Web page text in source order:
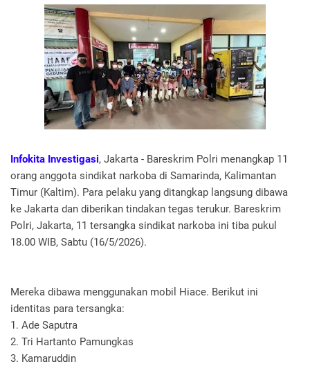
Infokita Investigasi, Jakarta - Bareskrim Polri menangkap 11
orang anggota sindikat narkoba di Samarinda, Kalimantan
Timur (Kaltim). Para pelaku yang ditangkap langsung dibawa
ke Jakarta dan diberikan tindakan tegas terukur. Bareskrim
Polri, Jakarta, 11 tersangka sindikat narkoba ini tiba pukul
18.00 WIB, Sabtu (16/5/2026).
Mereka dibawa menggunakan mobil Hiace. Berikut ini
identitas para tersangka:
1. Ade Saputra
2. Tri Hartanto Pamungkas
3. Kamaruddin